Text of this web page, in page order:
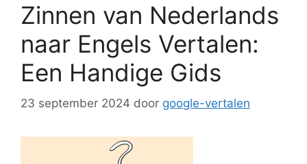
Zinnen van Nederlands
naar Engels Vertalen:
Een Handige Gids
23 september 2024 door google-vertalen